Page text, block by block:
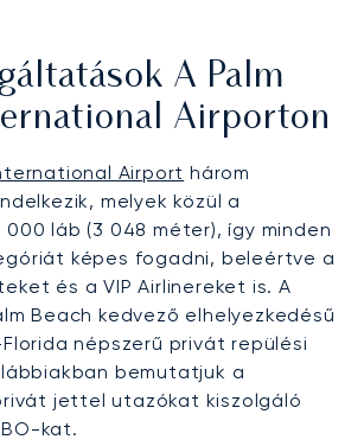
A Palm
Airporton
Airport három
melyek közül a
000 láb (3 048 méter), így minden
képes fogadni, beleértve a
és a VIP Airlinereket is. A
Beach kedvező elhelyezkedésű
népszerű privát repülési
bemutatjuk a
jettel utazókat kiszolgáló
kat.